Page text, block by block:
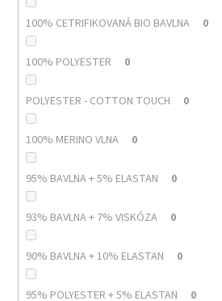
100% CETRIFIKOVANÁ BIO BAVLNA 0
100% POLYESTER 0
POLYESTER - COTTON TOUCH 0
100% MERINO VLNA 0
95% BAVLNA + 5% ELASTAN 0
93% BAVLNA + 7% VISKÓZA 0
90% BAVLNA + 10% ELASTAN 0
95% POLYESTER + 5% ELASTAN 0